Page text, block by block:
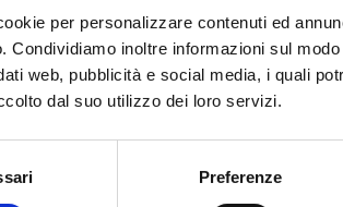
per personalizzare contenuti ed
Condividiamo inoltre informazioni sul
web, pubblicità e social media, i quali
dal suo utilizzo dei loro servizi.
Preferenze
seconde generazioni;
al Registro Regionale di cui all’art.
non inferiore a quattro mesi e dovrà
2027.